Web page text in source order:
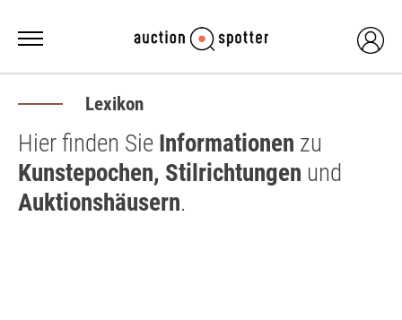
Lexikon
Hier finden Sie Informationen zu
Kunstepochen, Stilrichtungen und
Auktionshäusern.